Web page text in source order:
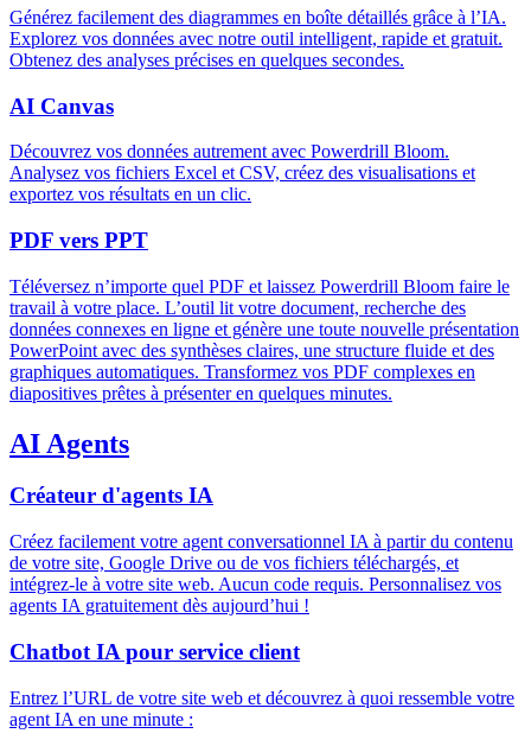
Générez facilement des diagrammes en boîte détaillés grâce à l’IA.
Explorez vos données avec notre outil intelligent, rapide et gratuit.
Obtenez des analyses précises en quelques secondes.
AI Canvas
Découvrez vos données autrement avec Powerdrill Bloom.
Analysez vos fichiers Excel et CSV, créez des visualisations et
exportez vos résultats en un clic.
PDF vers PPT
Téléversez n’importe quel PDF et laissez Powerdrill Bloom faire le
travail à votre place. L’outil lit votre document, recherche des
données connexes en ligne et génère une toute nouvelle présentation
PowerPoint avec des synthèses claires, une structure fluide et des
graphiques automatiques. Transformez vos PDF complexes en
diapositives prêtes à présenter en quelques minutes.
AI Agents
Créateur d'agents IA
Créez facilement votre agent conversationnel IA à partir du contenu
de votre site, Google Drive ou de vos fichiers téléchargés, et
intégrez-le à votre site web. Aucun code requis. Personnalisez vos
agents IA gratuitement dès aujourd’hui !
Chatbot IA pour service client
Entrez l’URL de votre site web et découvrez à quoi ressemble votre
agent IA en une minute :